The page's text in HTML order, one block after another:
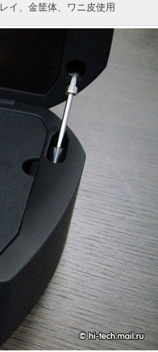
イ、金筐体、ワニ皮使用